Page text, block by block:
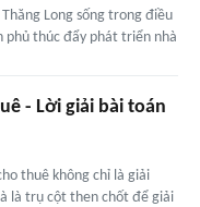
Long sống trong điều
phủ thúc đẩy phát triển nhà
- Lời giải bài toán
thuê không chỉ là giải
là trụ cột then chốt để giải